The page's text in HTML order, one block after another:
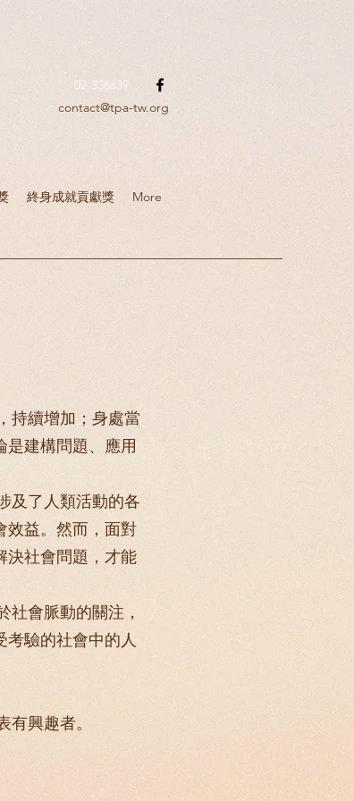
02-336639
contact@tpa-tw.org
終身成就貢獻獎 More
持續增加；身處當
建構問題、應用
及了人類活動的各
效益。然而，面對
決社會問題，才能
會脈動的關注，
驗的社會中的人
興趣者。